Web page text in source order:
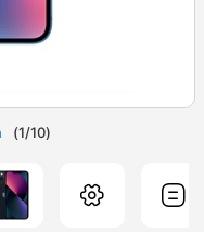
(1/10)